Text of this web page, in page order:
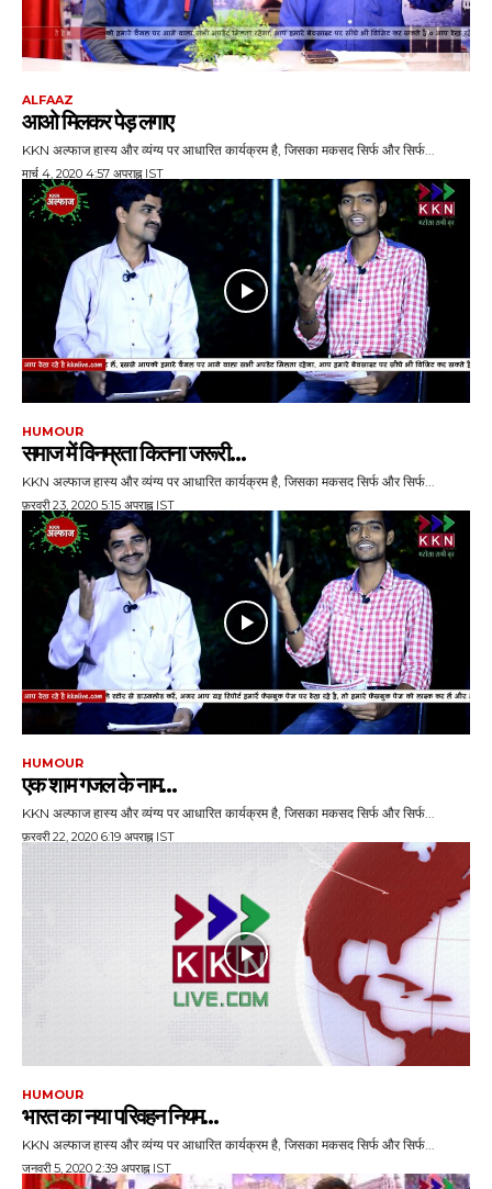
ALFAAZ
आओ म‍िलकर पेड़ लगाए
KKN अल्फाज हास्य और व्यंग्य पर आधारित कार्यक्रम है, जिसका मकसद सिर्फ और सिर्फ...
मार्च 4, 2020 4:57 अपराह्न IST
HUMOUR
समाज में व‍िनम्रता क‍ितना जरूरी…
KKN अल्फाज हास्य और व्यंग्य पर आधारित कार्यक्रम है, जिसका मकसद सिर्फ और सिर्फ...
फ़रवरी 23, 2020 5:15 अपराह्न IST
HUMOUR
एक शाम गजल के नाम…
KKN अल्फाज हास्य और व्यंग्य पर आधारित कार्यक्रम है, जिसका मकसद सिर्फ और सिर्फ...
फ़रवरी 22, 2020 6:19 अपराह्न IST
HUMOUR
भारत का नया परि‍वहन न‍ियम…
KKN अल्फाज हास्य और व्यंग्य पर आधारित कार्यक्रम है, जिसका मकसद सिर्फ और सिर्फ...
जनवरी 5, 2020 2:39 अपराह्न IST